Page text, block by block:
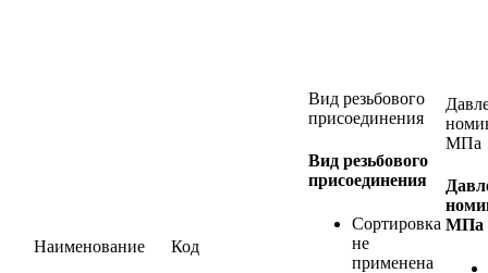
Наименование Код
Вид резьбового
присоединения
Вид резьбового
присоединения
Сортировка
не
применена
МПа
МПа